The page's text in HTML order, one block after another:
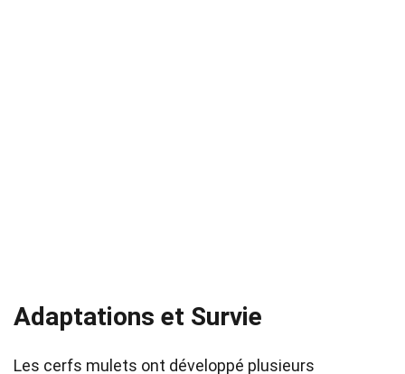
Adaptations et Survie
Les cerfs mulets ont développé plusieurs